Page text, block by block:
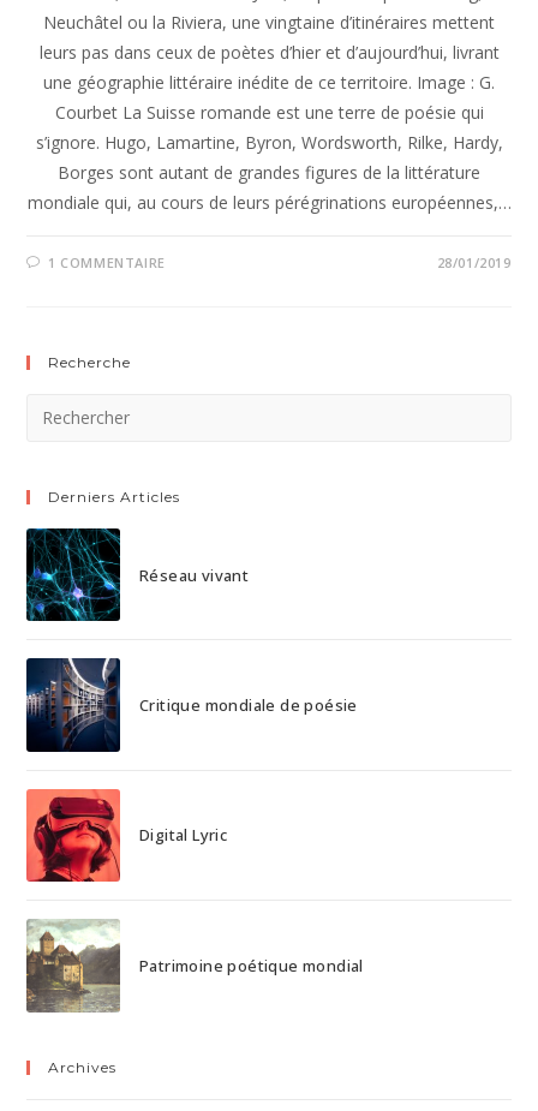
Neuchâtel ou la Riviera, une vingtaine d’itinéraires mettent
leurs pas dans ceux de poètes d’hier et d’aujourd’hui, livrant
une géographie littéraire inédite de ce territoire. Image : G.
Courbet La Suisse romande est une terre de poésie qui
s’ignore. Hugo, Lamartine, Byron, Wordsworth, Rilke, Hardy,
Borges sont autant de grandes figures de la littérature
mondiale qui, au cours de leurs pérégrinations européennes,…
1 COMMENTAIRE 28/01/2019
Recherche
Derniers Articles
Réseau vivant
Critique mondiale de poésie
Digital Lyric
Patrimoine poétique mondial
Archives